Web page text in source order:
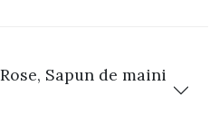
Sapun de maini